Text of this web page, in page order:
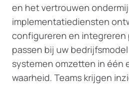
en het vertrouwen
implementatiediensten
configureren en integreren
passen bij uw
systemen omzetten in één
waarheid. Teams krijgen